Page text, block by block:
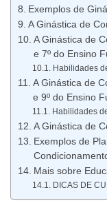
Exemplos de
A Ginástica de
A Ginástica de
e 7º do Ensino
Habilidades
A Ginástica de
e 9º do Ensino
Habilidades
A Ginástica de
Exemplos de
Mais sobre
DICAS DE